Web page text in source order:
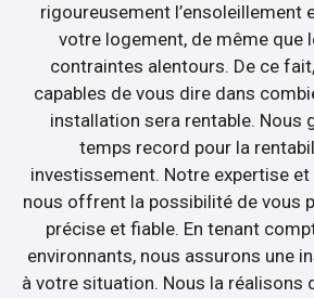
rigoureusement l’ensoleillement
votre logement, de même que
contraintes alentours. De ce
capables de vous dire dans
installation sera rentable. Nous
temps record pour la
investissement. Notre expertise
nous offrent la possibilité de vous
précise et fiable. En tenant
environnants, nous assurons une
à votre situation. Nous la réalisons